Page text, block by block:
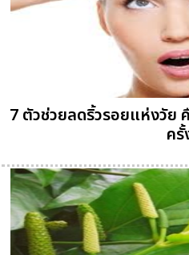
7 ตัวช่วยลดริ้วรอยแห่งวัย
ครั้